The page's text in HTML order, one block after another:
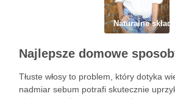
Naturalne
Tłuste włosy to problem, który dotyka
nadmiar sebum potrafi skutecznie